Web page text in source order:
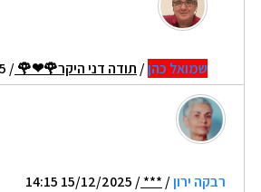
שמואל כהן/ תודה דני היקר🌹❤🌹/ 15/12/2025 14:04
רבקה ירון/
***
/ 15/12/2025 14:15